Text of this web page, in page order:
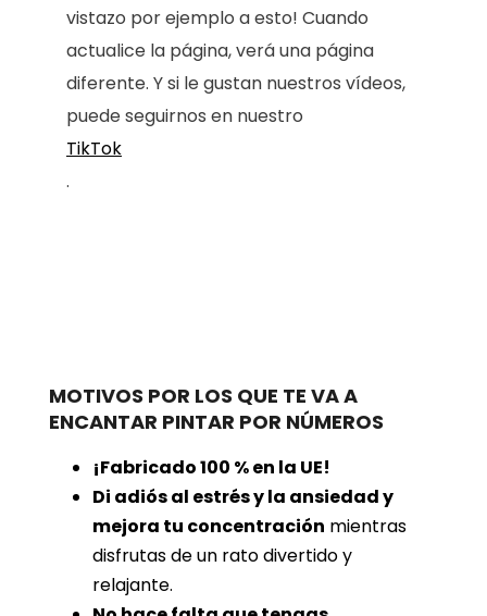
vistazo por ejemplo a esto! Cuando
actualice la página, verá una página
diferente. Y si le gustan nuestros vídeos,
puede seguirnos en nuestro
TikTok
.
MOTIVOS POR LOS QUE TE VA A
ENCANTAR PINTAR POR NÚMEROS
¡Fabricado 100 % en la UE!
Di adiós al estrés y la ansiedad y
mejora tu concentración mientras
disfrutas de un rato divertido y
relajante.